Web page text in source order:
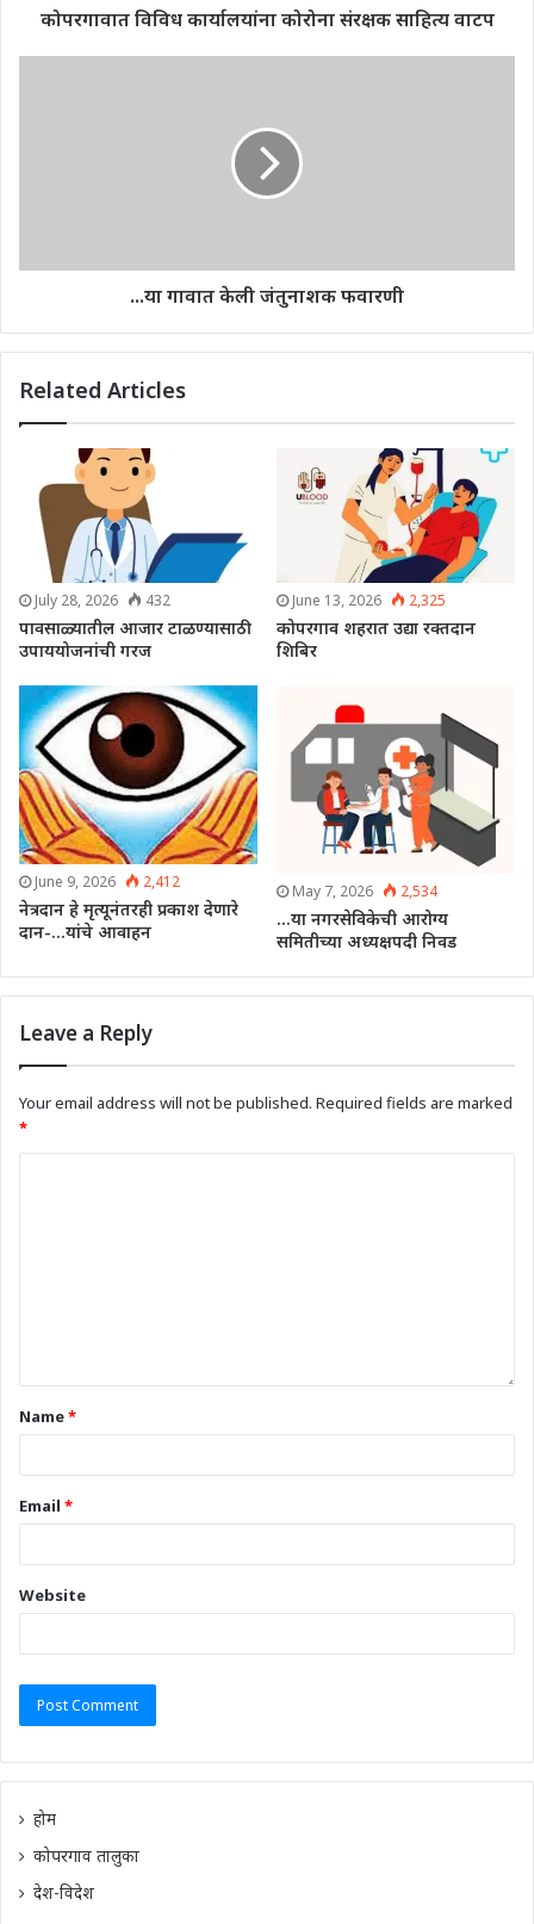
कोपरगावात विविध कार्यालयांना कोरोना संरक्षक साहित्य वाटप
...या गावात केली जंतुनाशक फवारणी
Related Articles
July 28, 2026 432
पावसाळ्यातील आजार टाळण्यासाठी
उपाययोजनांची गरज
June 13, 2026 2,325
कोपरगाव शहरात उद्या रक्तदान
शिबिर
June 9, 2026 2,412
नेत्रदान हे मृत्यूनंतरही प्रकाश देणारे
दान-…यांचे आवाहन
May 7, 2026 2,534
…या नगरसेविकेची आरोग्य
समितीच्या अध्यक्षपदी निवड
Leave a Reply
Your email address will not be published. Required fields are marked
*
Name*
Email *
Website
होम
कोपरगाव तालुका
देश-विदेश